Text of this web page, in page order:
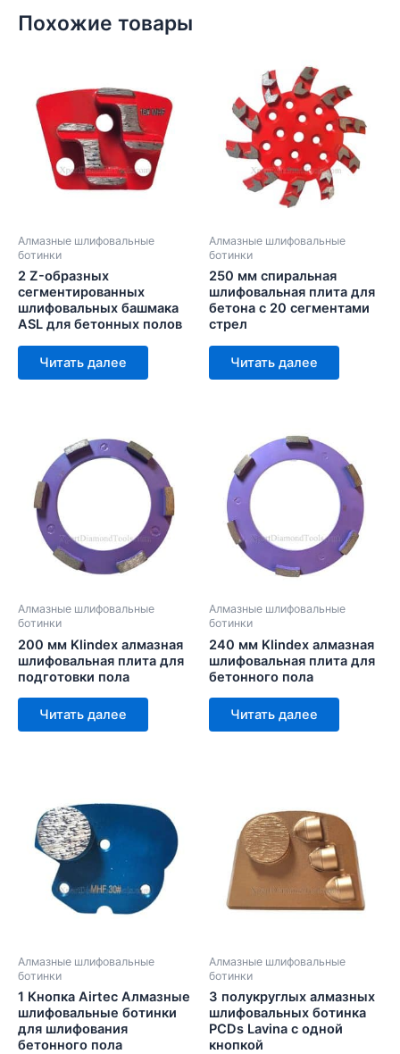
Похожие товары
Алмазные шлифовальные
ботинки
2 Z-образных
сегментированных
шлифовальных башмака
ASL для бетонных полов
Читать далее
Алмазные шлифовальные
ботинки
250 мм спиральная
шлифовальная плита для
бетона с 20 сегментами
стрел
Читать далее
Алмазные шлифовальные
ботинки
200 мм Klindex алмазная
шлифовальная плита для
подготовки пола
Читать далее
Алмазные шлифовальные
ботинки
240 мм Klindex алмазная
шлифовальная плита для
бетонного пола
Читать далее
Алмазные шлифовальные
ботинки
1 Кнопка Airtec Алмазные
шлифовальные ботинки
для шлифования
бетонного пола
Алмазные шлифовальные
ботинки
3 полукруглых алмазных
шлифовальных ботинка
PCDs Lavina с одной
кнопкой